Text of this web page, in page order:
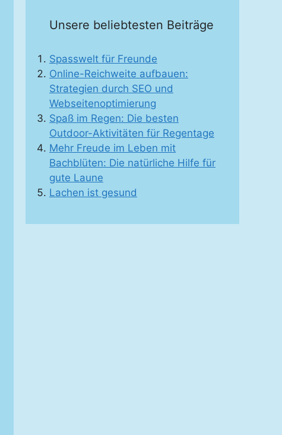
Unsere beliebtesten Beiträge
Spasswelt für Freunde
Online-Reichweite aufbauen:
Strategien durch SEO und
Webseitenoptimierung
Spaß im Regen: Die besten
Outdoor-Aktivitäten für Regentage
Mehr Freude im Leben mit
Bachblüten: Die natürliche Hilfe für
gute Laune
Lachen ist gesund